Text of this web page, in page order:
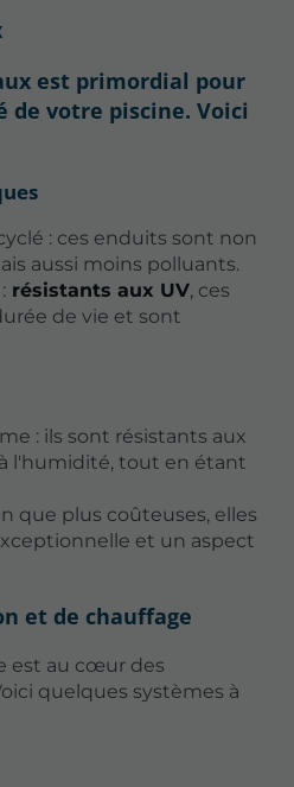
est primordial pour
votre piscine. Voici
: ces enduits sont non
aussi moins polluants.
résistants aux UV, ces
de vie et sont
: ils sont résistants aux
l'humidité, tout en étant
que plus coûteuses, elles
et un aspect
et de chauffage
est au cœur des
quelques systèmes à